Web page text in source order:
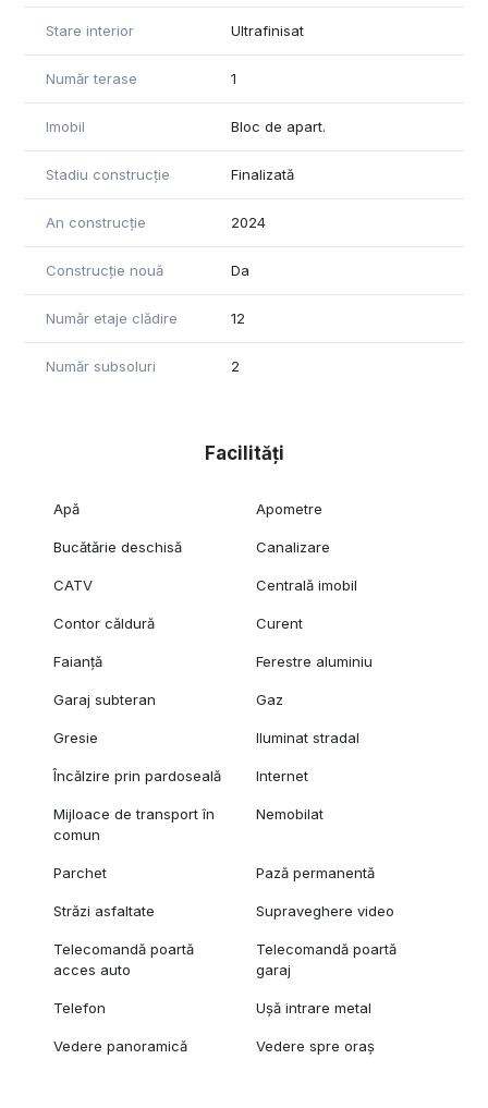
Stare interior Ultrafinisat
Număr terase 1
Imobil Bloc de apart.
Stadiu construcție Finalizată
An construcție 2024
Construcție nouă Da
Număr etaje clădire 12
Număr subsoluri 2
Facilități
Apă Apometre
Bucătărie deschisă Canalizare
CATV Centrală imobil
Contor căldură Curent
Faianță Ferestre aluminiu
Garaj subteran Gaz
Gresie Iluminat stradal
Încălzire prin pardoseală Internet
Mijloace de transport în
comun
Nemobilat
Parchet Pază permanentă
Străzi asfaltate Supraveghere video
Telecomandă poartă
acces auto
Telecomandă poartă
garaj
Telefon Ușă intrare metal
Vedere panoramică Vedere spre oraș